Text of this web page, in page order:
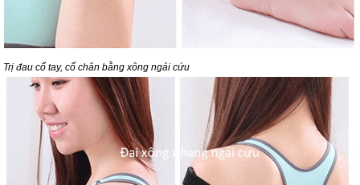
Trị đau cổ tay, cổ chân bằng xông ngải cứu